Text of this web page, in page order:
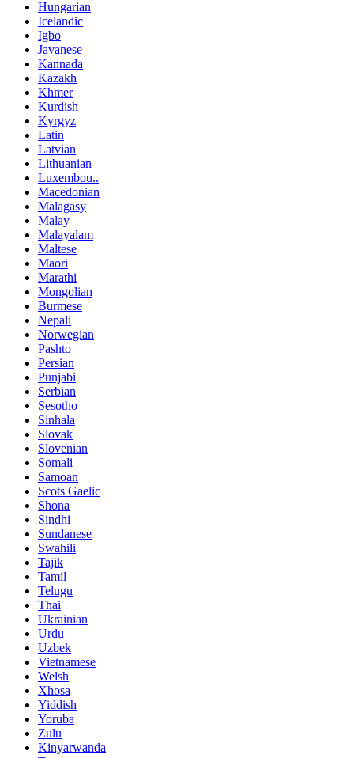
Hungarian
Icelandic
Igbo
Javanese
Kannada
Kazakh
Khmer
Kurdish
Kyrgyz
Latin
Latvian
Lithuanian
Luxembou..
Macedonian
Malagasy
Malay
Malayalam
Maltese
Maori
Marathi
Mongolian
Burmese
Nepali
Norwegian
Pashto
Persian
Punjabi
Serbian
Sesotho
Sinhala
Slovak
Slovenian
Somali
Samoan
Scots Gaelic
Shona
Sindhi
Sundanese
Swahili
Tajik
Tamil
Telugu
Thai
Ukrainian
Urdu
Uzbek
Vietnamese
Welsh
Xhosa
Yiddish
Yoruba
Zulu
Kinyarwanda